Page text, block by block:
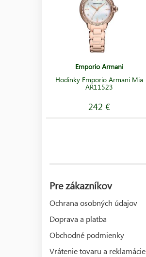
Emporio Armani
Hodinky Emporio Armani Mia
AR11523
242 €
Pre zákazníkov
Ochrana osobných údajov
Doprava a platba
Obchodné podmienky
Vrátenie tovaru a reklamácie